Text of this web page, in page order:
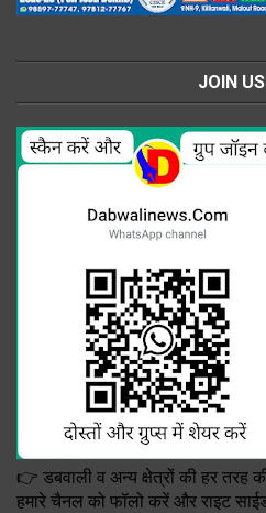
JOIN
👉 डबवाली व अन्य क्षेत्रों की हर तरह
हमारे चैनल को फॉलो करें और राइट